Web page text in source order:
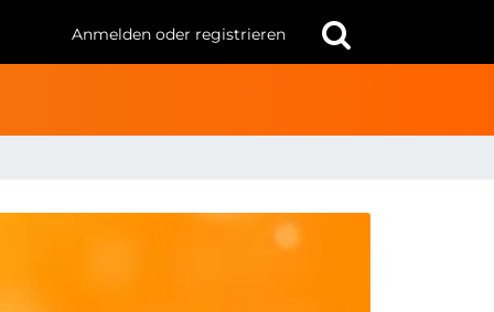
Anmelden oder registrieren